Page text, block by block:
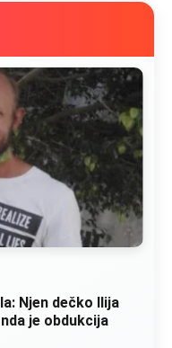
ga kupala,
je poslao po